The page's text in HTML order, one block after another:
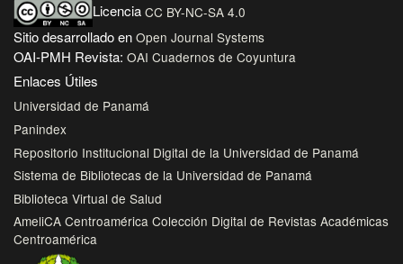
Licencia CC BY-NC-SA 4.0
Sitio desarrollado en Open Journal Systems
OAI-PMH Revista: OAI Cuadernos de Coyuntura
Enlaces Útiles
Universidad de Panamá
Panindex
Repositorio Institucional Digital de la Universidad de Panamá
Sistema de Bibliotecas de la Universidad de Panamá
Biblioteca Virtual de Salud
AmeliCA Centroamérica Colección Digital de Revistas Académicas
Centroamérica